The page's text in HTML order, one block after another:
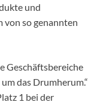
und
von so genannten
Geschäftsbereiche
das Drumherum.“
1 bei der